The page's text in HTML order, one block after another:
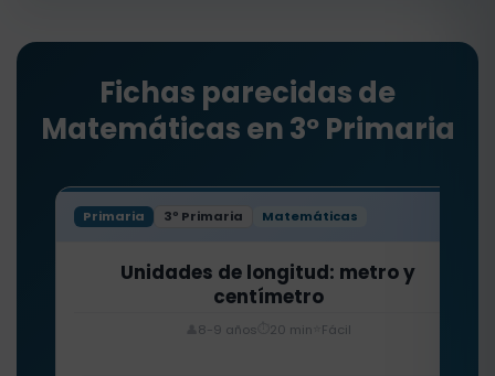
Fichas parecidas de
Matemáticas en 3º Primaria
Primaria 3º Primaria Matemáticas
Unidades de longitud: metro y
centímetro
8-9 años 20 min Fácil